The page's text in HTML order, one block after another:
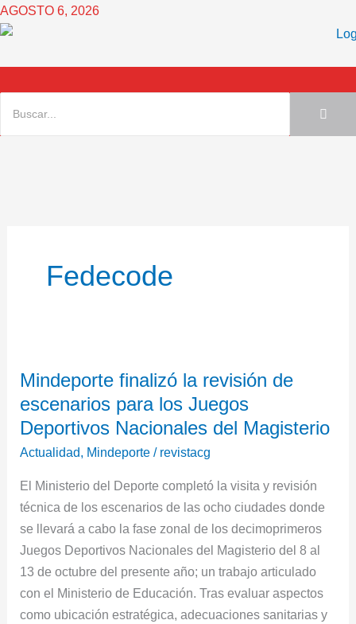
Ir
al
AGOSTO 6, 2026
Fedecode
Mindeporte finalizó la revisión de
escenarios para los Juegos
Deportivos Nacionales del Magisterio
Actualidad, Mindeporte / revistacg
El Ministerio del Deporte completó la visita y revisión
técnica de los escenarios de las ocho ciudades donde
se llevará a cabo la fase zonal de los decimoprimeros
Juegos Deportivos Nacionales del Magisterio del 8 al
13 de octubre del presente año; un trabajo articulado
con el Ministerio de Educación. Tras evaluar aspectos
como ubicación estratégica, adecuaciones sanitarias y
finalizó
la
revisión
de
para
los
Juegos
Deportivos
Nacionales
del
Magisterio